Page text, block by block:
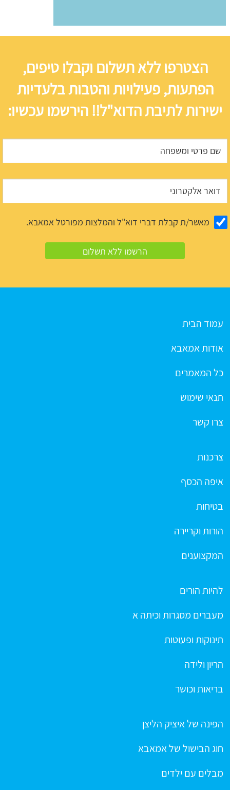
הצטרפו ללא תשלום וקבלו טיפים,
הפתעות, פעילויות והטבות בלעדיות
ישירות לתיבת הדוא"ל!! הירשמו עכשיו:
מאשר/ת קבלת דברי דוא"ל והמלצות מפורטל אמאבא.
עמוד הבית
אודות אמאבא
כל המאמרים
תנאי שימוש
צרו קשר
צרכנות
איפה הכסף
בטיחות
הורות וקריירה
המקצוענים
להיות הורים
מעברים מסגרות וכיתה א
תינוקות ופעוטות
הריון ולידה
בריאות וכושר
הפינה של איציק הליצן
חוג הבישול של אמאבא
מבלים עם ילדים